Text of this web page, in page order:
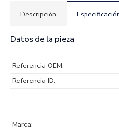
Descripción
Datos de la pieza
Referencia OEM:
Referencia ID:
Marca: